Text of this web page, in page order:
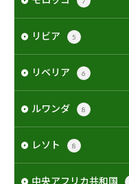
リビア 5
リベリア 6
ルワンダ 8
レソト 8
中央アフリカ共和国